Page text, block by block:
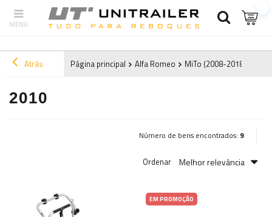
Atrás Página principal Alfa Romeo MiTo (2008-2018)
2010
Número de bens encontrados: 9
Ordenar Melhor relevância
EM PROMOÇÃO